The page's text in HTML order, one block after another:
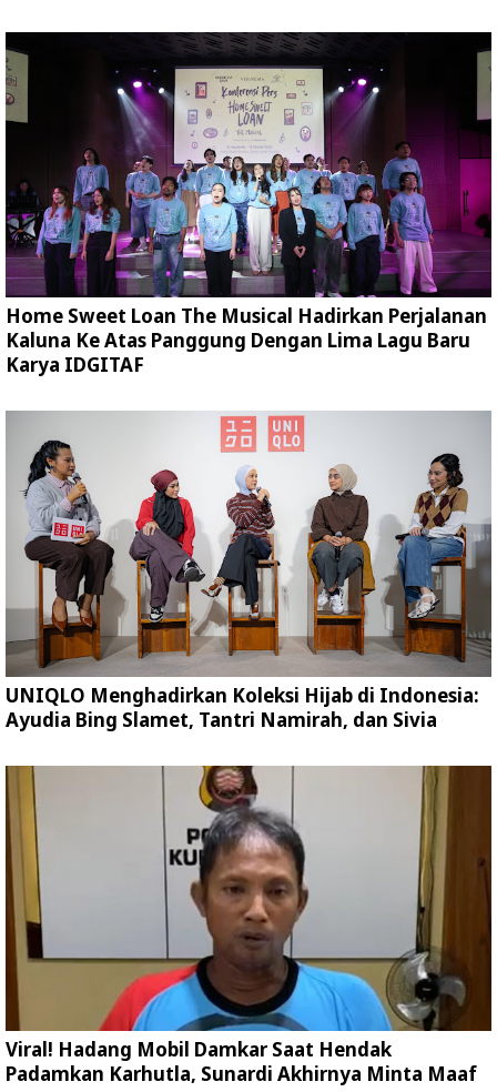
Home Sweet Loan The Musical Hadirkan Perjalanan
Kaluna Ke Atas Panggung Dengan Lima Lagu Baru
Karya IDGITAF
UNIQLO Menghadirkan Koleksi Hijab di Indonesia:
Ayudia Bing Slamet, Tantri Namirah, dan Sivia
Viral! Hadang Mobil Damkar Saat Hendak
Padamkan Karhutla, Sunardi Akhirnya Minta Maaf